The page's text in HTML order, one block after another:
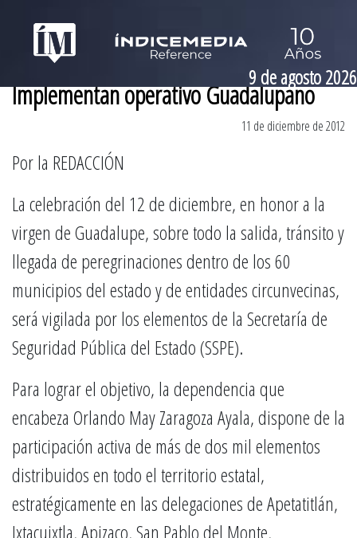
9 de agosto 2026
Implementan operativo Guadalupano
11 de diciembre de 2012
Por la REDACCIÓN
La celebración del 12 de diciembre, en honor a la
virgen de Guadalupe, sobre todo la salida, tránsito y
llegada de peregrinaciones dentro de los 60
municipios del estado y de entidades circunvecinas,
será vigilada por los elementos de la Secretaría de
Seguridad Pública del Estado (SSPE).
Para lograr el objetivo, la dependencia que
encabeza Orlando May Zaragoza Ayala, dispone de la
participación activa de más de dos mil elementos
distribuidos en todo el territorio estatal,
estratégicamente en las delegaciones de Apetatitlán,
Ixtacuixtla, Apizaco, San Pablo del Monte,